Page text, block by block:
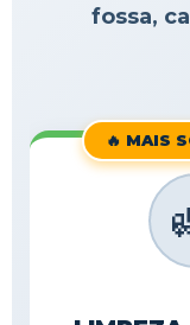
fossa,
🔥 MAIS